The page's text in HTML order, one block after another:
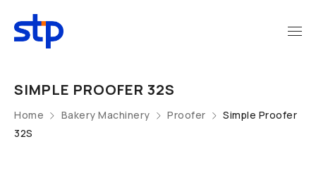
Home Bakery Machinery Proofer
Simple Proofer
32S
SIMPLE PROOFER 32S